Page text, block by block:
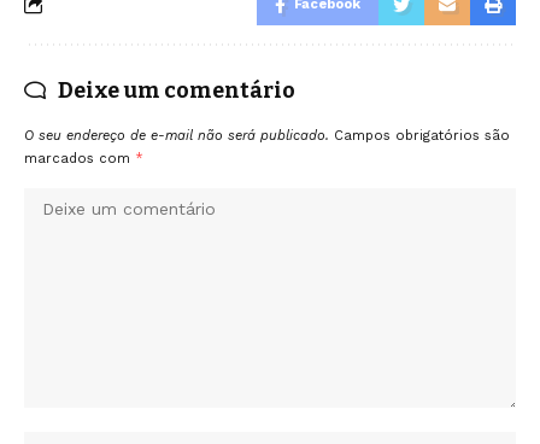
Facebook
Deixe um comentário
O seu endereço de e-mail não será publicado. Campos obrigatórios são
marcados com *